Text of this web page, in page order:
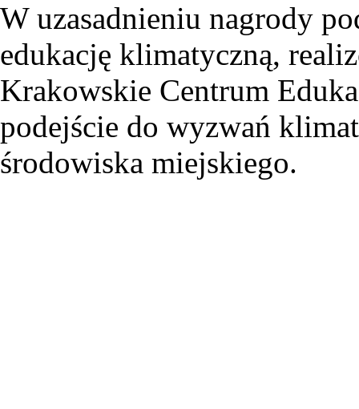
W uzasadnieniu nagrody
edukację klimatyczną,
Krakowskie Centrum
podejście do wyzwań
środowiska miejskiego.